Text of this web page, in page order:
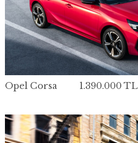
Opel Corsa 1.390.000 TL